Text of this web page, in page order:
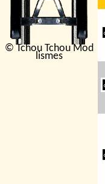
© Tchou Tchou Mod
lismes